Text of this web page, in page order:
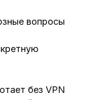
вопросы
без VPN